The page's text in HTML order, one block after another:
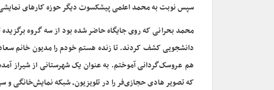
سپس نوبت به محمد اعلمی پیشکسوت دیگر حوزه کارهای
محمد بحرانی که روی جایگاه حاضر شده بود از سه گروه
دانشجویی کشف کردند. تا زنده هستم خودم را مدیون خانم
هم عروسک‌گردانی آموختم. به عنوان یک شهرستانی از شیراز
که تصویر هادی حجازی‌فر را در تلویزیون، شبکه نمایش‌خانگی